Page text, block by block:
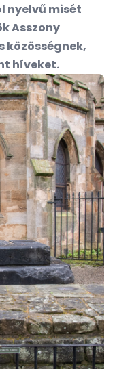
nyelvű misét
Asszony
híveket.